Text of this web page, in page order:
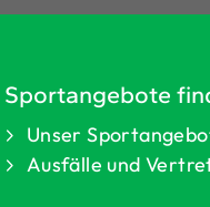
Sportangebote
Unser
Ausfälle und